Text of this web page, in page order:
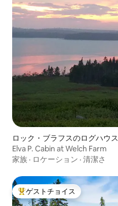
ロック・ブラフスのログハウス
Elva P. Cabin at Welch Farm
家族 · ロケーション · 清潔さ
大好評のゲストチョイスです。
ゲストチョイス